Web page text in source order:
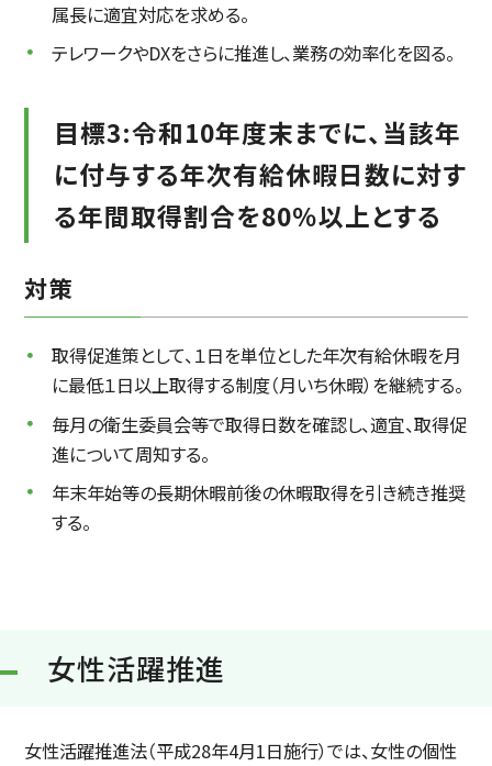
属長に適宜対応を求める。
テレワークやDXをさらに推進し、業務の効率化を図る。
目標3:令和10年度末までに、当該年
に付与する年次有給休暇日数に対す
る年間取得割合を80％以上とする
対策
取得促進策として、１日を単位とした年次有給休暇を月
に最低１日以上取得する制度（月いち休暇）を継続する。
毎月の衛生委員会等で取得日数を確認し、適宜、取得促
進について周知する。
年末年始等の長期休暇前後の休暇取得を引き続き推奨
する。
女性活躍推進
女性活躍推進法（平成28年4月1日施行）では、女性の個性